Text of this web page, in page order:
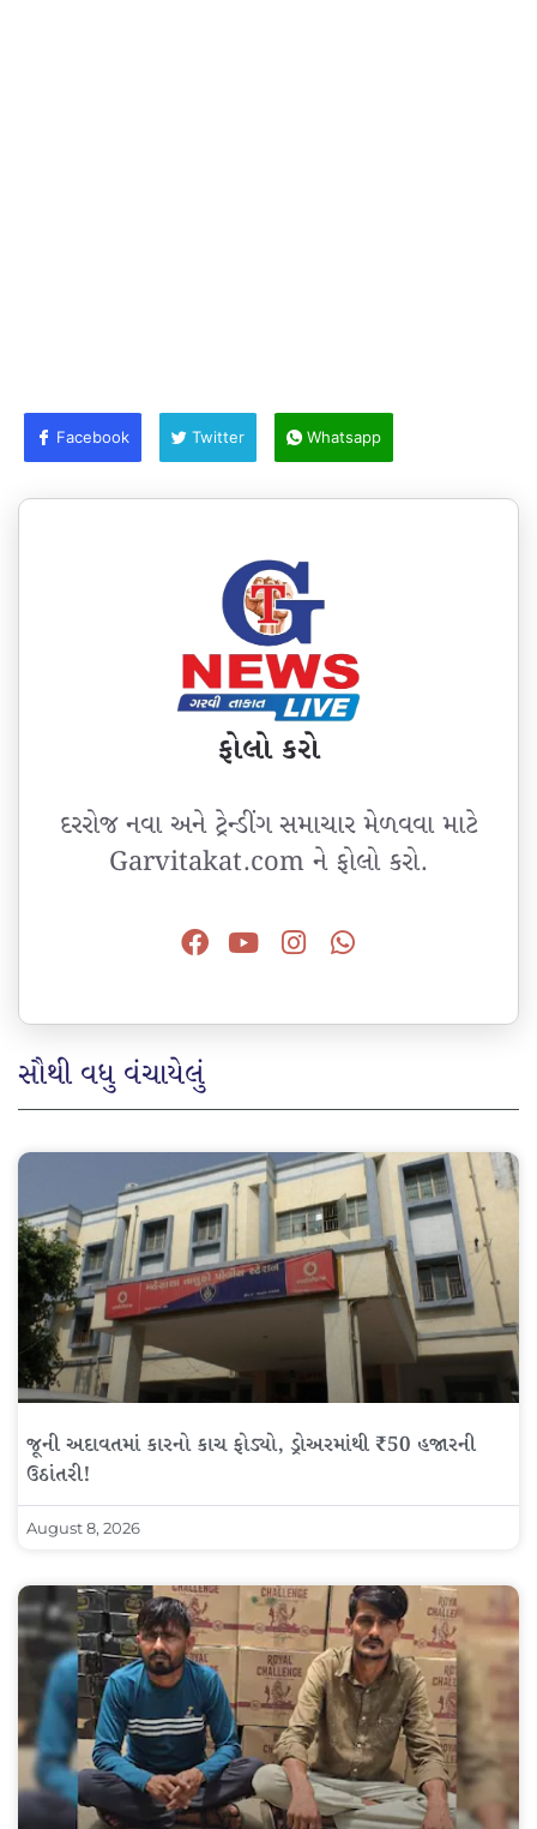
Facebook Twitter Whatsapp
ફોલો કરો
દરરોજ નવા અને ટ્રેન્ડીંગ સમાચાર મેળવવા માટે
Garvitakat.com ને ફોલો કરો.
સૌથી વધુ વંચાયેલું
જૂની અદાવતમાં કારનો કાચ ફોડ્યો, ડ્રોઅરમાંથી ₹50 હજારની
ઉઠાંતરી!
August 8, 2026